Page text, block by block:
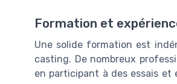
Formation et
Une solide formation est
casting. De nombreux
en participant à des essais et